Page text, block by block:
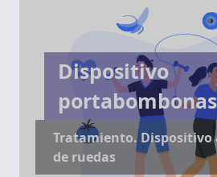
Dispositivo
Tratamiento.
de ruedas